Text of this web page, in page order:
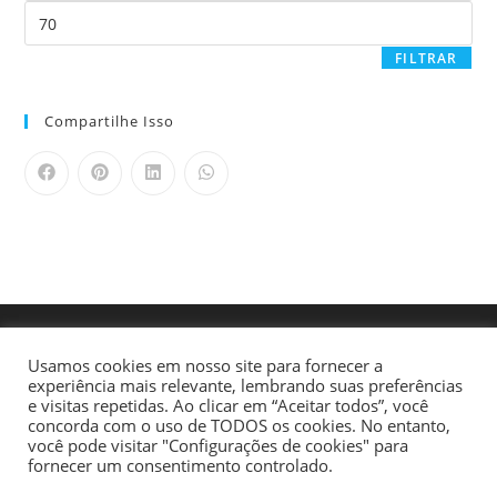
FILTRAR
Compartilhe Isso
Usamos cookies em nosso site para fornecer a
experiência mais relevante, lembrando suas preferências
e visitas repetidas. Ao clicar em “Aceitar todos”, você
concorda com o uso de TODOS os cookies. No entanto,
você pode visitar "Configurações de cookies" para
fornecer um consentimento controlado.